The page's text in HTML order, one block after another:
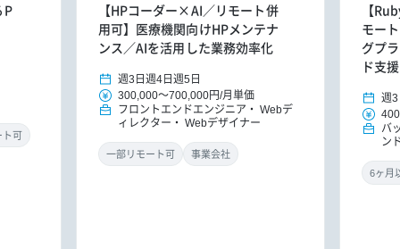
P
ト可
【HPコーダー×AI／リモート併
用可】医療機関向けHPメンテナ
ンス／AIを活用した業務効率化
週3日 週4日 週5日
300,000～700,000円/月単価
フロントエンドエンジニア
Webデ
ィレクター
Webデザイナー
一部リモート可 事業会社
【
モー
グプ
ド支援
週3
バ
ン